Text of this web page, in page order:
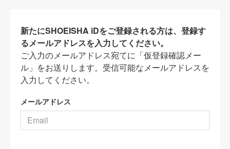
新たにSHOEISHA iDをご登録される方は、登録す
るメールアドレスを入力してください。
ご入力のメールアドレス宛てに「仮登録確認メー
ル」をお送りします。受信可能なメールアドレスを
入力してください。
メールアドレス